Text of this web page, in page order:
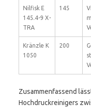
Nilfisk E
145.4-9 X-
TRA
145
Kränzle K
1050
200
Zusammenfassend
Hochdruckreinigers